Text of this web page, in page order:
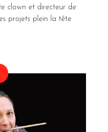
clown et directeur de
projets plein la tête.